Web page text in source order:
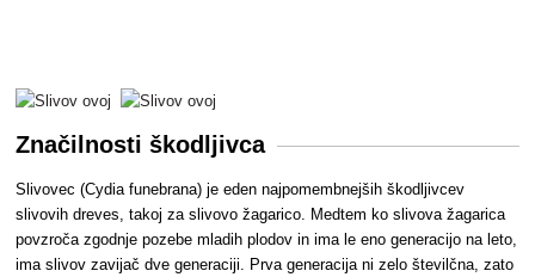
Značilnosti škodljivca
Slivovec (Cydia funebrana) je eden najpomembnejših škodljivcev
slivovih dreves, takoj za slivovo žagarico. Medtem ko slivova žagarica
povzroča zgodnje pozebe mladih plodov in ima le eno generacijo na leto,
ima slivov zavijač dve generaciji. Prva generacija ni zelo številčna, zato